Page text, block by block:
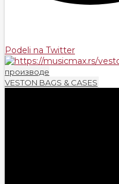
Podeli na Twitter
производе
VESTON BAGS & CASES